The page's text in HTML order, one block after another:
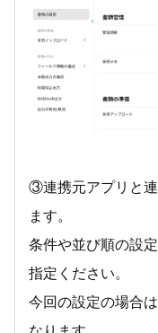
③連携元アプリと
ます。
条件や並び順の設
指定ください。
今回の設定の場合